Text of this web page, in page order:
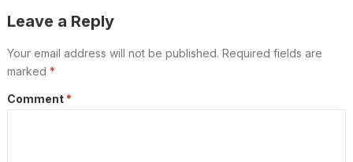
Leave a Reply
Your email address will not be published. Required fields are
marked *
Comment *